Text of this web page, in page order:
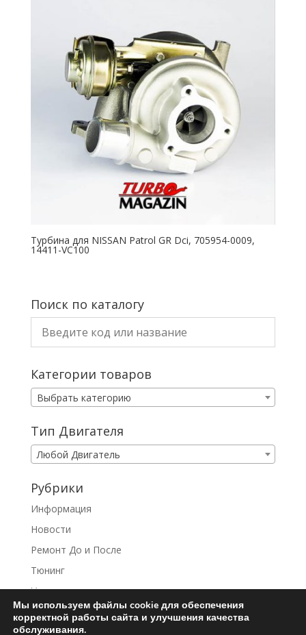
Турбина для NISSAN Patrol GR Dci, 705954-0009,
14411-VC100
Поиск по каталогу
Категории товаров
Выбрать категорию
Тип Двигателя
Любой Двигатель
Рубрики
Информация
Новости
Ремонт До и После
Тюнинг
Услуги
Мы используем файлы cookie для обеспечения
корректной работы сайта и улучшения качества
обслуживания.